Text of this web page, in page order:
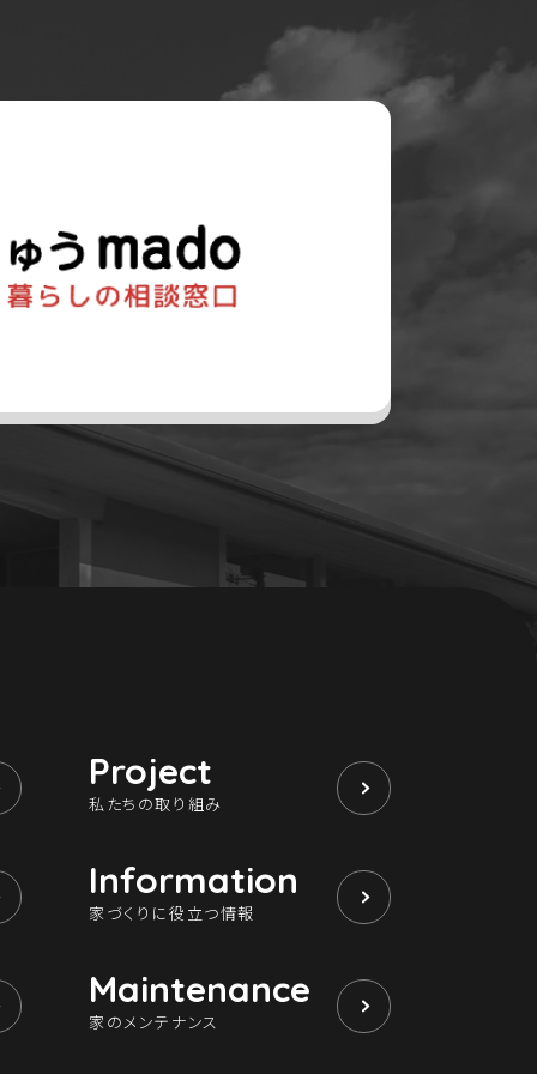
Project
私たちの取り組み
Information
家づくりに役立つ情報
Maintenance
家のメンテナンス